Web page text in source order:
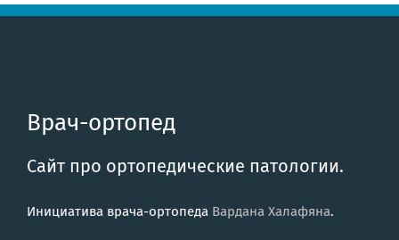
Врач-ортопед
Сайт про ортопедические патологии.
Инициатива врача-ортопеда Вардана Халафяна.